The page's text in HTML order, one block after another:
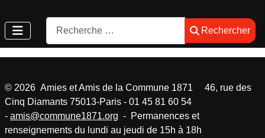
Rechercher
Rechercher
© 2026 Amies et Amis de la Commune 1871 46, rue des
Cinq Diamants 75013-Paris - 01 45 81 60 54
- amis@commune1871.org - Permanences et
renseignements du lundi au jeudi de 15h à 18h